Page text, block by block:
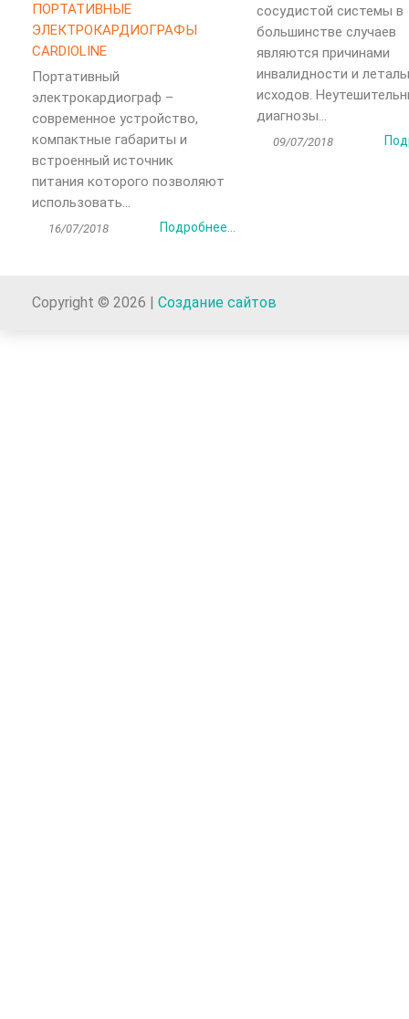
ПОРТАТИВНЫЕ
ЭЛЕКТРОКАРДИОГРАФЫ
CARDIOLINE
Портативный
электрокардиограф –
современное устройство,
компактные габариты и
встроенный источник
питания которого позволяют
использовать...
16/07/2018 Подробнее...
сосудистой системы в
большинстве случаев
являются причинами
инвалидности и
исходов.
диагнозы...
09/07/2018
Copyright © 2026 | Создание сайтов